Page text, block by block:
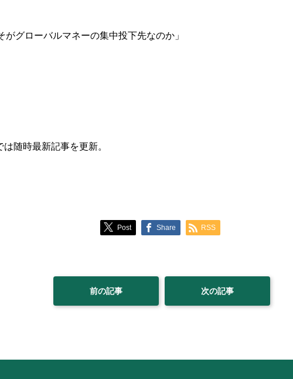
グローバルマネーの集中投下先なのか」
随時最新記事を更新。
Post Share RSS
前の記事 次の記事